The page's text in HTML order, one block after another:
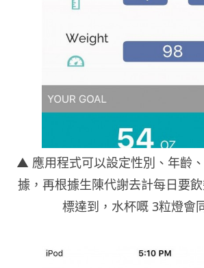
▲ 應用程式可以設定性別、年齡
據，再根據生陳代謝去計每日要
標達到，水杯嘅 3粒燈會